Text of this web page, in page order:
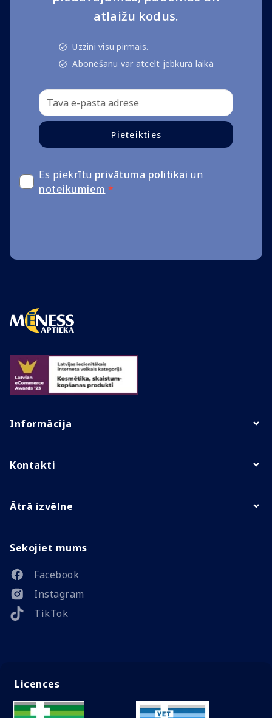
atlaižu kodus.
Uzzini visu pirmais.
Abonēšanu var atcelt jebkurā laikā
Pieteikties
Es piekrītu privātuma politikai un
noteikumiem *
Informācija
Kontakti
Ātrā izvēlne
Sekojiet mums
Facebook
Instagram
TikTok
Licences